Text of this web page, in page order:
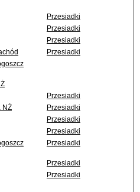
Przesiadki
Przesiadki
Przesiadki
Przesiadki
Przesiadki
NŻ
Przesiadki
Przesiadki
Przesiadki
Przesiadki
Przesiadki
Przesiadki